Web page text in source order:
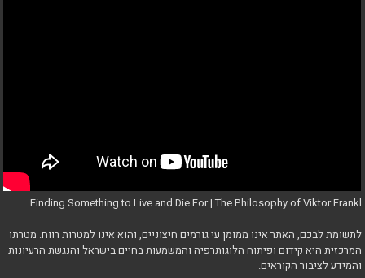
Finding Something to Live and Die For | The Philosophy of Viktor Frankl
לתשומת לבכם, האתר אינו ממומן עי גורמים חיצוניים, והוא אינו למטרות רווח. מטרתו
המרכזית היא קידום ופיתוח הלוגותרפיה והמשמעות בחיים בישראל והנגשת הרעיונות
והמידע לציבור הקוראים.